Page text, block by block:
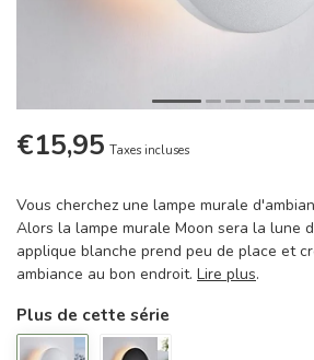
€15,95 Taxes incluses
Vous cherchez une lampe murale
Alors la lampe murale Moon sera la lune
applique blanche prend peu de place et
ambiance au bon endroit. Lire plus.
Plus de cette série